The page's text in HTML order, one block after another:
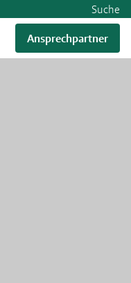
Suche
Ansprechpartner